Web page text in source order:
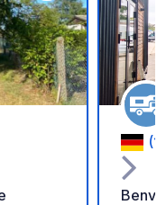
Aggiungi ai tuoi